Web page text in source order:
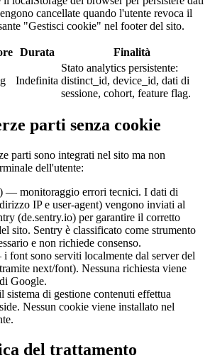
cancellate quando l'utente revoca il
"Gestisci cookie" nel footer del sito.
Durata Finalità
Indefinita
Stato analytics persistente:
distinct_id, device_id, dati di
sessione, cohort, feature flag.
parti senza cookie
parti sono integrati nel sito ma non
dell'utente:
— monitoraggio errori tecnici. I dati di
IP e user-agent) vengono inviati al
(de.sentry.io) per garantire il corretto
sito. Sentry è classificato come strumento
e non richiede consenso.
font sono serviti localmente dal server del
next/font). Nessuna richiesta viene
Google.
di gestione contenuti effettua
Nessun cookie viene installato nel
del trattamento